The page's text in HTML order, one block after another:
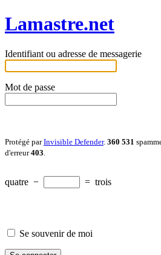
Lamastre.net
Identifiant ou adresse de messagerie
Mot de passe
Protégé parInvisible Defender. 360 531
d'erreur403
quatre − = trois
Se souvenir de moi